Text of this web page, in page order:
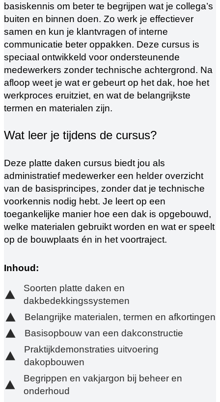
basiskennis om beter te begrijpen wat je collega’s
buiten en binnen doen. Zo werk je effectiever
samen en kun je klantvragen of interne
communicatie beter oppakken. Deze cursus is
speciaal ontwikkeld voor ondersteunende
medewerkers zonder technische achtergrond. Na
afloop weet je wat er gebeurt op het dak, hoe het
werkproces eruitziet, en wat de belangrijkste
termen en materialen zijn.
Wat leer je tijdens de cursus?
Deze platte daken cursus biedt jou als
administratief medewerker een helder overzicht
van de basisprincipes, zonder dat je technische
voorkennis nodig hebt. Je leert op een
toegankelijke manier hoe een dak is opgebouwd,
welke materialen gebruikt worden en wat er speelt
op de bouwplaats én in het voortraject.
Inhoud:
Soorten platte daken en
dakbedekkingssystemen
Belangrijke materialen, termen en afkortingen
Basisopbouw van een dakconstructie
Praktijkdemonstraties uitvoering
dakopbouwen
Begrippen en vakjargon bij beheer en
onderhoud